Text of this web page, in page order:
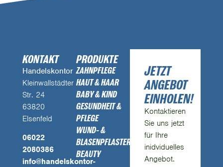
KONTAKT
Handelskontor
Kleinwallstädter
Str. 24
63820
Elsenfeld
06022
2080386
info@handelskontor-
PRODUKTE
ZAHNPFLEGE
HAUT & HAAR
BABY & KIND
GESUNDHEIT &
PFLEGE
WUND- &
BLASENPFLASTER
BEAUTY
JETZT
ANGEBOT
EINHOLEN!
Kontaktieren
Sie uns jetzt
für Ihre
inidviduelles
Angebot.